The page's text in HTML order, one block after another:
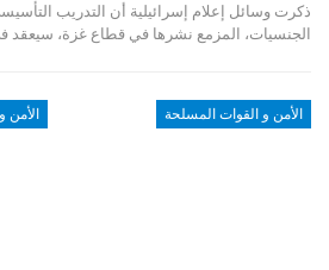
ذكرت وسائل إعلام إسرائيلية أن التدريب
الجنسيات، المزمع نشرها في قطاع غزة، سيعقد
الأمن و القوات المسلحة